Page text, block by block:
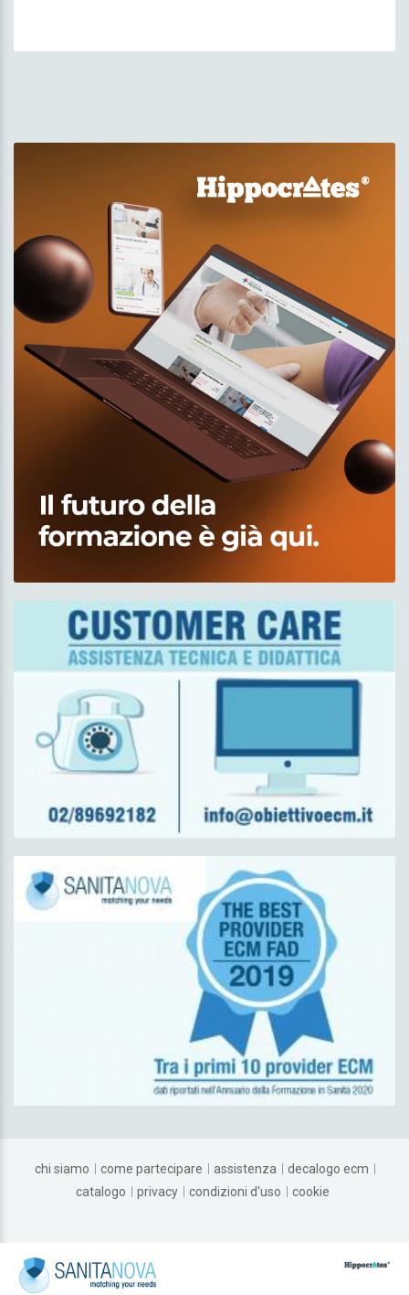
chi siamo come partecipare assistenza
decalogo ecm
catalogo
privacy condizioni d'uso cookie